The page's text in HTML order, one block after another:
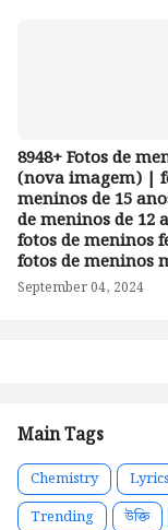
8948+ Fotos de
(nova imagem) |
meninos de 15
de meninos de 12
fotos de meninos
fotos de meninos
September 04, 2024
Main Tags
Chemistry Lyrics
Trending
উক্তি